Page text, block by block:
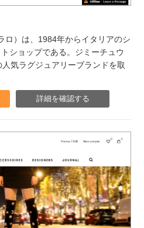
ロ）は、1984年からイタリアのシ
ショップである。ジミーチュウ
気ラグジュアリーブランドを取
詳細を確認する